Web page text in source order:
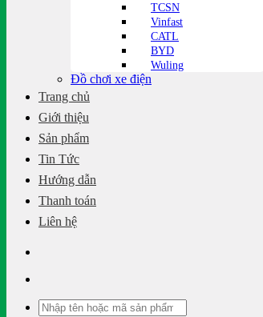
TCSN
Vinfast
CATL
BYD
Wuling
Đồ chơi xe điện
Trang chủ
Giới thiệu
Sản phẩm
Tin Tức
Hướng dẫn
Thanh toán
Liên hệ
Tìm